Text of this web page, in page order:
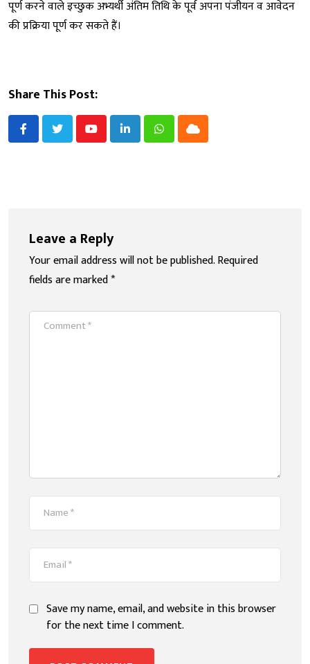
पूर्ण करने वाले इच्छुक अभ्यर्थी अंतिम तिथि के पूर्व अपना पंजीयन व आवेदन
की प्रक्रिया पूर्ण कर सकते हैं।
Share This Post:
YoutubeLinkedInWhatsappCloud
Leave a Reply
Your email address will not be published.Required
fields are marked*
Save my name, email, and website in this browser
for the next time I comment.